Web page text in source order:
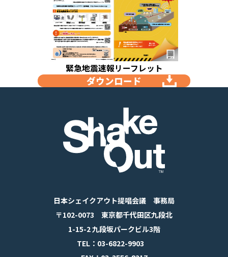
緊急地震速報リーフレット
ダウンロード
日本シェイクアウト提唱会議 事務局
〒102-0073 東京都千代田区九段北
1-15-2 九段坂パークビル3階
TEL：03-6822-9903